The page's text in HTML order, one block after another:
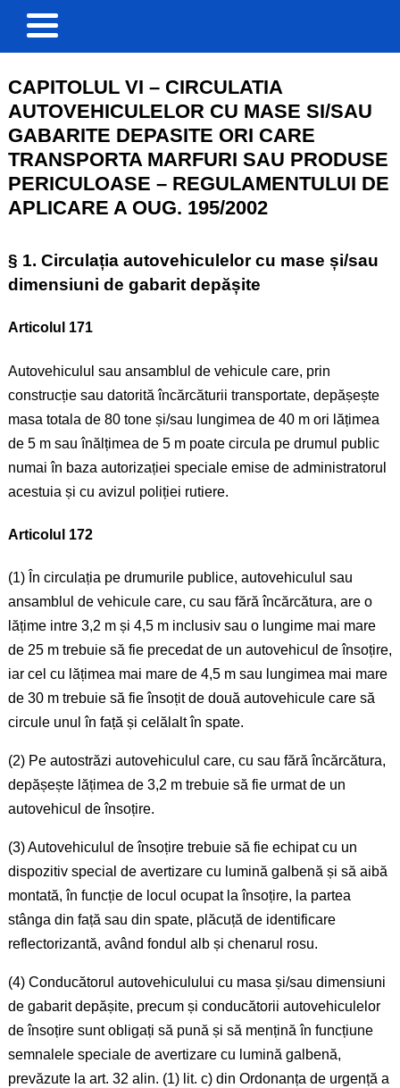
CAPITOLUL VI – CIRCULATIA
AUTOVEHICULELOR CU MASE SI/SAU
GABARITE DEPASITE ORI CARE
TRANSPORTA MARFURI SAU PRODUSE
PERICULOASE – REGULAMENTULUI DE
APLICARE A OUG. 195/2002
§ 1. Circulația autovehiculelor cu mase și/sau
dimensiuni de gabarit depășite
Articolul 171
Autovehiculul sau ansamblul de vehicule care, prin
construcție sau datorită încărcăturii transportate, depășește
masa totala de 80 tone și/sau lungimea de 40 m ori lățimea
de 5 m sau înălțimea de 5 m poate circula pe drumul public
numai în baza autorizației speciale emise de administratorul
acestuia și cu avizul poliției rutiere.
Articolul 172
(1) În circulația pe drumurile publice, autovehiculul sau
ansamblul de vehicule care, cu sau fără încărcătura, are o
lățime intre 3,2 m și 4,5 m inclusiv sau o lungime mai mare
de 25 m trebuie să fie precedat de un autovehicul de însoțire,
iar cel cu lățimea mai mare de 4,5 m sau lungimea mai mare
de 30 m trebuie să fie însoțit de două autovehicule care să
circule unul în față și celălalt în spate.
(2) Pe autostrăzi autovehiculul care, cu sau fără încărcătura,
depășește lățimea de 3,2 m trebuie să fie urmat de un
autovehicul de însoțire.
(3) Autovehiculul de însoțire trebuie să fie echipat cu un
dispozitiv special de avertizare cu lumină galbenă și să aibă
montată, în funcție de locul ocupat la însoțire, la partea
stânga din față sau din spate, plăcuță de identificare
reflectorizantă, având fondul alb și chenarul rosu.
(4) Conducătorul autovehiculului cu masa și/sau dimensiuni
de gabarit depășite, precum și conducătorii autovehiculelor
de însoțire sunt obligați să pună și să mențină în funcțiune
semnalele speciale de avertizare cu lumină galbenă,
prevăzute la art. 32 alin. (1) lit. c) din Ordonanța de urgență a